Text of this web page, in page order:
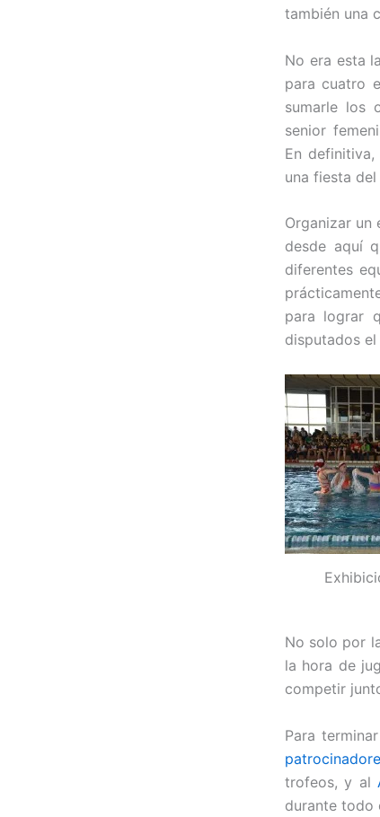
también una
No era esta
para cuatro
sumarle los
senior
En
una fiesta
Organizar un
desde aquí
diferentes
para lograr
disputados
No solo por
la hora de
competir
Para
trofeos, y al
durante todo